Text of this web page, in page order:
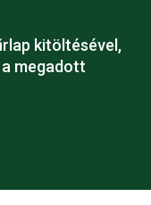
kitöltésével,
megadott